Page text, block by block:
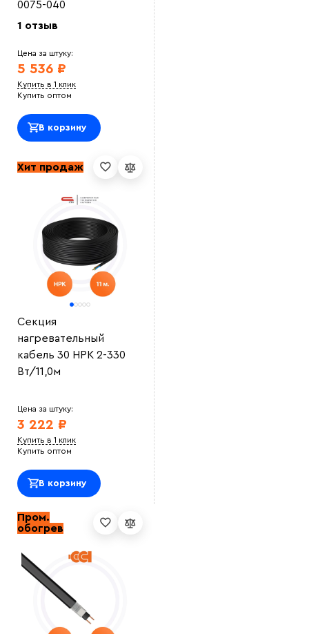
0075-040
1 отзыв
Цена за штуку:
5 536 ₽
Купить в 1 клик
Купить оптом
В корзину
Хит продаж
Секция
нагревательный
кабель 30 НРК 2-330
Вт/11,0м
Цена за штуку:
3 222 ₽
Купить в 1 клик
Купить оптом
В корзину
Пром.
обогрев